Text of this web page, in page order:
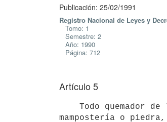
Publicación: 25/02/1991
Registro Nacional de Leyes y
Tomo: 1
Semestre: 2
Año: 1990
Página: 712
Artículo 5
mampostería o